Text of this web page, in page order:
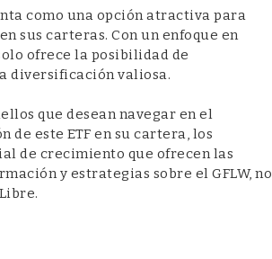
como una opción atractiva para
sus carteras. Con un enfoque en
ofrece la posibilidad de
diversificación valiosa.
que desean navegar en el
este ETF en su cartera, los
de crecimiento que ofrecen las
y estrategias sobre el GFLW, no